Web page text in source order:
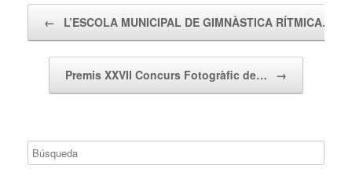
← L’ESCOLA MUNICIPAL DE GIMNÀSTICA RÍTMICA…
Premis XXVII Concurs Fotogràfic de… →